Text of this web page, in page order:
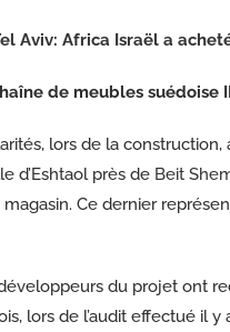
Aviv: Africa Israël a
de meubles suédoise
lors de la
d’Eshtaol près de Beit
Ce dernier
du projet ont
lors de l’audit effectué il